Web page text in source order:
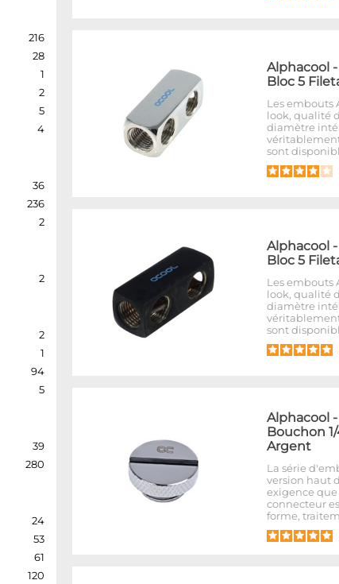
216
28
1
2
5
4
36
236
2
2
2
1
94
5
39
280
24
53
61
120
Alphacool -
Bloc 5
Les embouts
look, qualité
diamètre
sont
Alphacool -
Bloc 5
Les embouts
look, qualité
diamètre
sont
Alphacool -
Bouchon
Argent
La série
version haut
exigence
connecteur
forme,